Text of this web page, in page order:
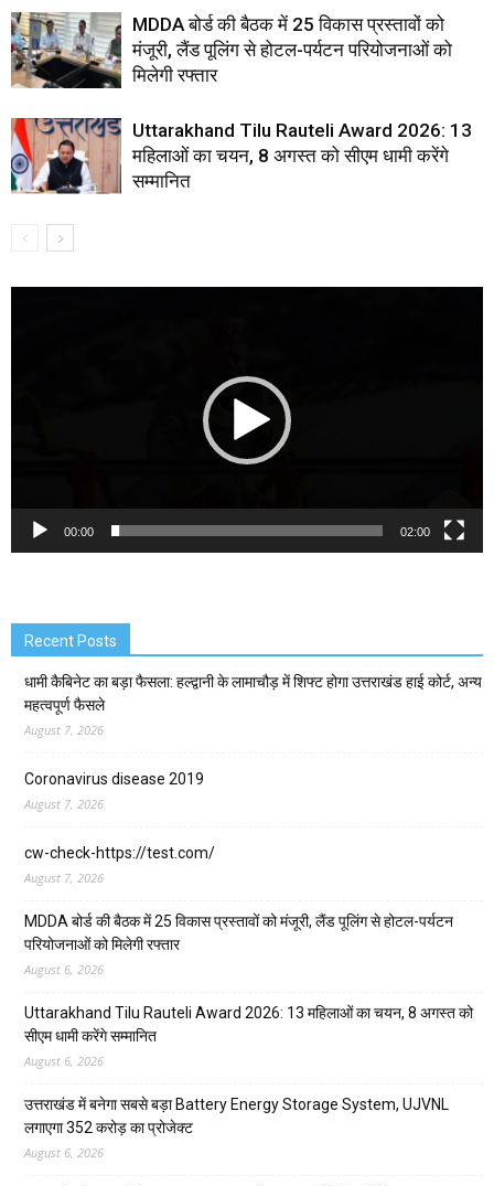
MDDA बोर्ड की बैठक में 25 विकास प्रस्तावों को
मंजूरी, लैंड पूलिंग से होटल-पर्यटन परियोजनाओं को
मिलेगी रफ्तार
Uttarakhand Tilu Rauteli Award 2026: 13
महिलाओं का चयन, 8 अगस्त को सीएम धामी करेंगे
सम्मानित
00:00 02:00
Recent Posts
धामी कैबिनेट का बड़ा फैसला: हल्द्वानी के लामाचौड़ में शिफ्ट होगा उत्तराखंड हाई कोर्ट, अन्य
महत्वपूर्ण फैसले
August 7, 2026
Coronavirus disease 2019
August 7, 2026
cw-check-https://test.com/
August 7, 2026
MDDA बोर्ड की बैठक में 25 विकास प्रस्तावों को मंजूरी, लैंड पूलिंग से होटल-पर्यटन
परियोजनाओं को मिलेगी रफ्तार
August 6, 2026
Uttarakhand Tilu Rauteli Award 2026: 13 महिलाओं का चयन, 8 अगस्त को
सीएम धामी करेंगे सम्मानित
August 6, 2026
उत्तराखंड में बनेगा सबसे बड़ा Battery Energy Storage System, UJVNL
लगाएगा 352 करोड़ का प्रोजेक्ट
August 6, 2026